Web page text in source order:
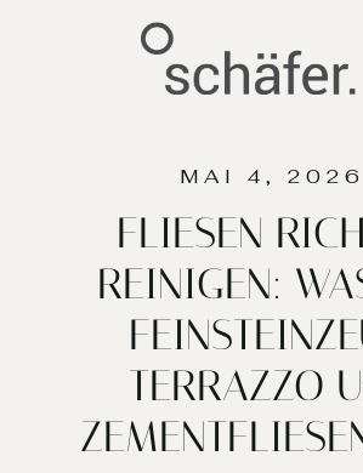
FLIESEN
REINIGEN:
TERRAZZO
MAI 4, 2026